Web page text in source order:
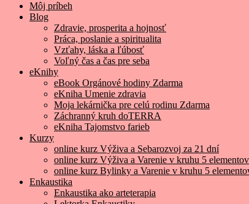
Môj príbeh
Blog
Zdravie, prosperita a hojnosť
Práca, poslanie a spiritualita
Vzťahy, láska a ľúbosť
Voľný čas a čas pre seba
eKnihy
eBook Orgánové hodiny Zdarma
eKniha Umenie zdravia
Moja lekárnička pre celú rodinu Zdarma
Záchranný kruh doTERRA
eKniha Tajomstvo farieb
Kurzy
online kurz Výživa a Sebarozvoj za 21 dní
online kurz Výživa a Varenie v kruhu 5 elementov
online kurz Bylinky a Varenie v kruhu 5
Enkaustika
Enkaustika ako arteterapia